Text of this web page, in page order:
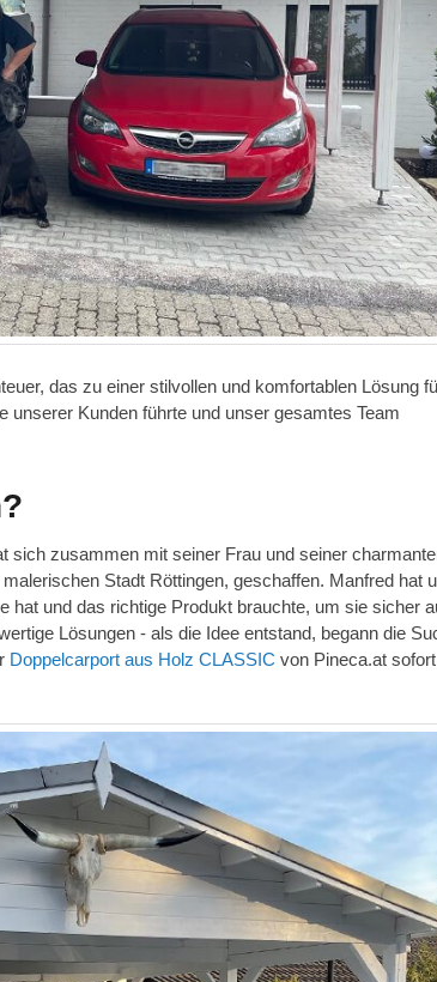
das zu einer stilvollen und komfortablen Lösung
Kunden führte und unser gesamtes Team
sich zusammen mit seiner Frau und seiner
Stadt Röttingen, geschaffen. Manfred hat
hat und das richtige Produkt brauchte, um sie sicher
Lösungen - als die Idee entstand, begann die
Doppelcarport aus Holz CLASSIC von Pineca.at